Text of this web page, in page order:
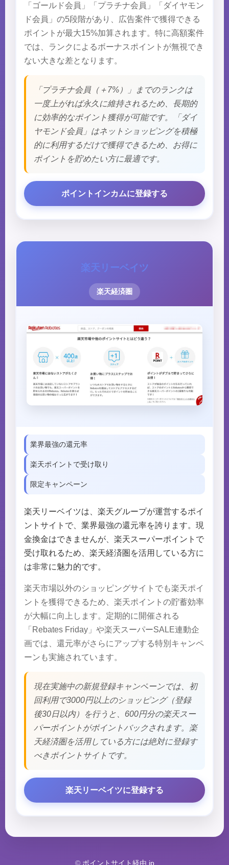
「ゴールド会員」「プラチナ会員」「ダイヤモン
ド会員」の5段階があり、広告案件で獲得できる
ポイントが最大15%加算されます。特に高額案件
では、ランクによるボーナスポイントが無視でき
ない大きな差となります。
「プラチナ会員（＋7%）」までのランクは
一度上がれば永久に維持されるため、長期的
に効率的なポイント獲得が可能です。「ダイ
ヤモンド会員」はネットショッピングを積極
的に利用するだけで獲得できるため、お得に
ポイントを貯めたい方に最適です。
ポイントインカムに登録する
楽天リーベイツ
楽天経済圏
業界最強の還元率
楽天ポイントで受け取り
限定キャンペーン
楽天リーベイツは、楽天グループが運営するポイ
ントサイトで、業界最強の還元率を誇ります。現
金換金はできませんが、楽天スーパーポイントで
受け取れるため、楽天経済圏を活用している方に
は非常に魅力的です。
楽天市場以外のショッピングサイトでも楽天ポイ
ントを獲得できるため、楽天ポイントの貯蓄効率
が大幅に向上します。定期的に開催される
「Rebates Friday」や楽天スーパーSALE連動企
画では、還元率がさらにアップする特別キャンペ
ーンも実施されています。
現在実施中の新規登録キャンペーンでは、初
回利用で3000円以上のショッピング（登録
後30日以内）を行うと、600円分の楽天スー
パーポイントがポイントバックされます。楽
天経済圏を活用している方には絶対に登録す
べきポイントサイトです。
楽天リーベイツに登録する
© ポイントサイト経由.jp